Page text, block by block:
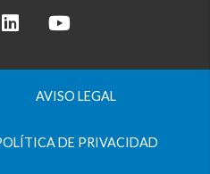
AVISO LEGAL
DE PRIVACIDAD